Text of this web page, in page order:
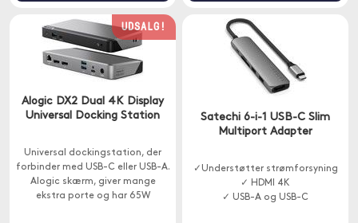
UDSALG!
Alogic DX2 Dual 4K Display
Universal Docking Station
Universal dockingstation, der
forbinder med USB-C eller USB-A.
Alogic skærm, giver mange
ekstra porte og har 65W
Satechi 6-i-1 USB-C Slim
Multiport Adapter
✓Understøtter strømforsyning
✓ HDMI 4K
✓ USB-A og USB-C